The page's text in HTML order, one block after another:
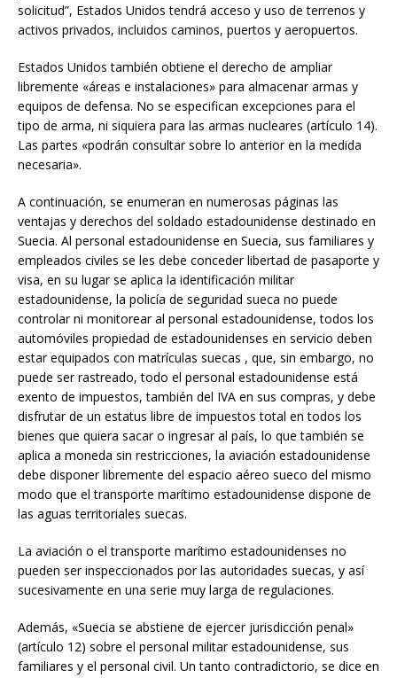
solicitud”, Estados Unidos tendrá acceso y uso de terrenos y
activos privados, incluidos caminos, puertos y aeropuertos.
Estados Unidos también obtiene el derecho de ampliar
libremente «áreas e instalaciones» para almacenar armas y
equipos de defensa. No se especifican excepciones para el
tipo de arma, ni siquiera para las armas nucleares (artículo 14).
Las partes «podrán consultar sobre lo anterior en la medida
necesaria».
A continuación, se enumeran en numerosas páginas las
ventajas y derechos del soldado estadounidense destinado en
Suecia. Al personal estadounidense en Suecia, sus familiares y
empleados civiles se les debe conceder libertad de pasaporte y
visa, en su lugar se aplica la identificación militar
estadounidense, la policía de seguridad sueca no puede
controlar ni monitorear al personal estadounidense, todos los
automóviles propiedad de estadounidenses en servicio deben
estar equipados con matrículas suecas , que, sin embargo, no
puede ser rastreado, todo el personal estadounidense está
exento de impuestos, también del IVA en sus compras, y debe
disfrutar de un estatus libre de impuestos total en todos los
bienes que quiera sacar o ingresar al país, lo que también se
aplica a moneda sin restricciones, la aviación estadounidense
debe disponer libremente del espacio aéreo sueco del mismo
modo que el transporte marítimo estadounidense dispone de
las aguas territoriales suecas.
La aviación o el transporte marítimo estadounidenses no
pueden ser inspeccionados por las autoridades suecas, y así
sucesivamente en una serie muy larga de regulaciones.
Además, «Suecia se abstiene de ejercer jurisdicción penal»
(artículo 12) sobre el personal militar estadounidense, sus
familiares y el personal civil. Un tanto contradictorio, se dice en